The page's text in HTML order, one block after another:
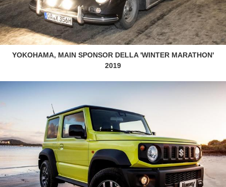
YOKOHAMA, MAIN SPONSOR DELLA 'WINTER MARATHON'
2019